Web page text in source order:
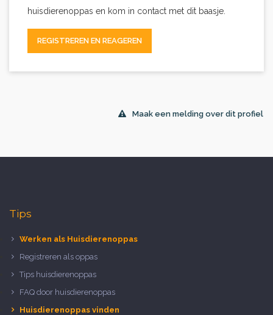
huisdierenoppas en kom in contact met dit baasje.
REGISTREREN EN REAGEREN
Maak een melding over dit profiel
Tips
Werken als Huisdierenoppas
Registreren als oppas
Tips huisdierenoppas
FAQ door huisdierenoppas
Huisdierenoppas vinden